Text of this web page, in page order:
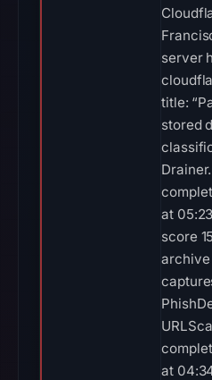
server
title:
stored
at
score
archive
at